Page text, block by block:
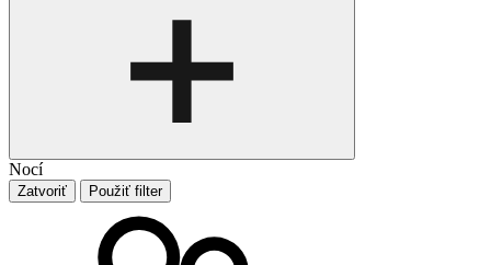
Nocí
Zatvoriť Použiť filter